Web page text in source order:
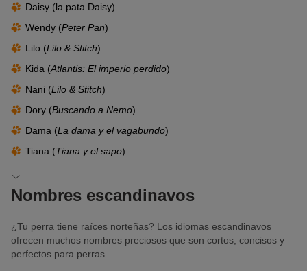
Daisy (la pata Daisy)
Wendy (Peter Pan)
Lilo (Lilo & Stitch)
Kida (Atlantis: El imperio perdido)
Nani (Lilo & Stitch)
Dory (Buscando a Nemo)
Dama (La dama y el vagabundo)
Tiana (Tiana y el sapo)
Nombres escandinavos
¿Tu perra tiene raíces norteñas? Los idiomas escandinavos
ofrecen muchos nombres preciosos que son cortos, concisos y
perfectos para perras.